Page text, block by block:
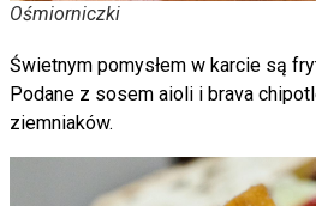
Ośmiorniczki
Świetnym pomysłem w karcie są
Podane z sosem aioli i brava
ziemniaków.